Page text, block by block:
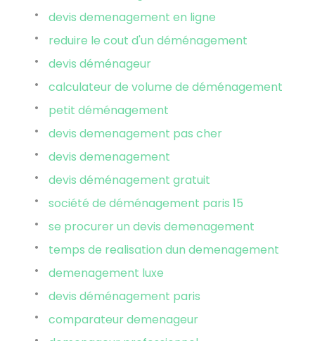
devis demenagement en ligne
reduire le cout d'un déménagement
devis déménageur
calculateur de volume de déménagement
petit déménagement
devis demenagement pas cher
devis demenagement
devis déménagement gratuit
société de déménagement paris 15
se procurer un devis demenagement
temps de realisation dun demenagement
demenagement luxe
devis déménagement paris
comparateur demenageur